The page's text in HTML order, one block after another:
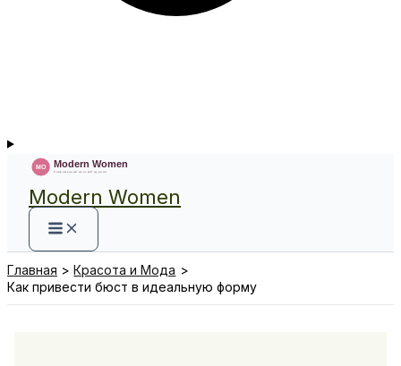
Modern Women
Главная
Красота и Мода
Как привести бюст в идеальную форму